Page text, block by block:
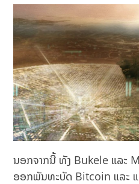
ນອກຈາກນີ້ ທັງ Bukele ແລະ
ອອກພັນທະບັດ Bitcoin ແລະ